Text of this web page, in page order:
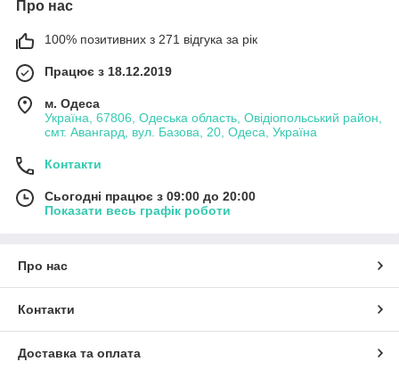
Про нас
100% позитивних з 271 відгука за рік
Працює з 18.12.2019
м. Одеса
Україна, 67806, Одеська область, Овідіопольський район,
смт. Авангард, вул. Базова, 20, Одеса, Україна
Контакти
Сьогодні працює з 09:00 до 20:00
Показати весь графік роботи
Про нас
Контакти
Доставка та оплата